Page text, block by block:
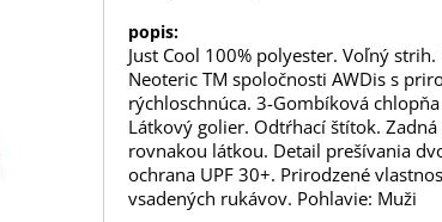
popis:
Just Cool 100% polyester. Voľný
Neoteric TM spoločnosti AWDis s
rýchloschnúca. 3-Gombíková
Látkový golier. Odtŕhací štítok.
rovnakou látkou. Detail prešívania
ochrana UPF 30+. Prirodzené
vsadených rukávov. Pohlavie: Muži